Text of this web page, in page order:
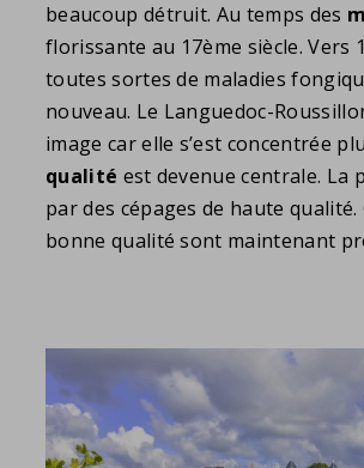
beaucoup détruit. Au temps des
florissante au 17ème siècle.
toutes sortes de maladies
nouveau. Le Languedoc-
image car elle s’est concentrée
qualité est devenue centrale. La
par des cépages de haute
bonne qualité sont maintenant